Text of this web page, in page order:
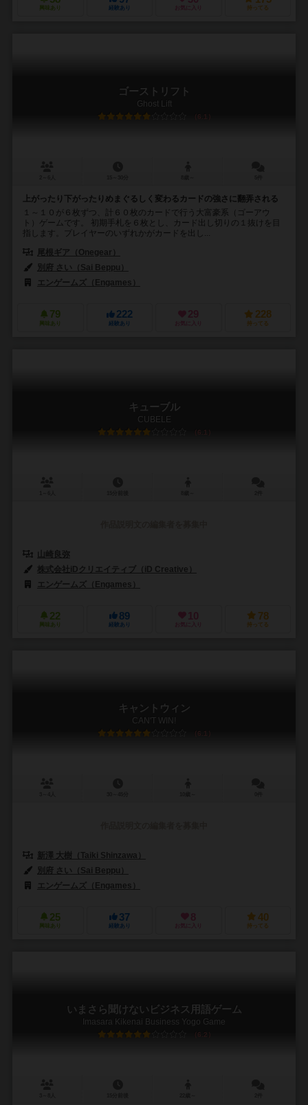
興味あり 経験あり お気に入り 持ってる
ゴーストリフト
Ghost Lift
6.1
上がったり下がったりめまぐるしく変わるカードの強さに翻弄される
１～１０が６枚ずつ、計６０枚のカードで行う大富豪系（ゴーアウ
ト）ゲームです。 初期手札を６枚とし、カード出し切りの１抜けを目
指します。プレイヤーのいずれかがカードを出し...
尾根ギア（Onegear）
別府 さい（Sai Beppu）
エンゲームズ（Engames）
79
興味あり
222
経験あり
29
お気に入り
228
持ってる
キューブル
CUBELE
6.1
山崎良弥
株式会社iDクリエイティブ（iD Creative）
エンゲームズ（Engames）
22
興味あり
89
経験あり
10
お気に入り
78
持ってる
キャントウィン
CAN'T WIN!
6.1
新澤 大樹（Taiki Shinzawa）
別府 さい（Sai Beppu）
エンゲームズ（Engames）
25
興味あり
37
経験あり
8
お気に入り
40
持ってる
いまさら聞けないビジネス用語ゲーム
Imasara Kikenai Business Yogo Game
6.2